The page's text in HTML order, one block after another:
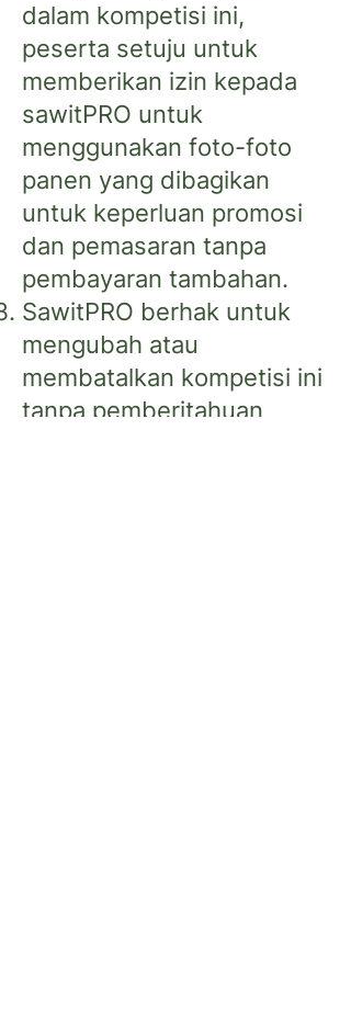
dalam kompetisi ini,
peserta setuju untuk
memberikan izin kepada
sawitPRO untuk
menggunakan foto-foto
panen yang dibagikan
untuk keperluan promosi
dan pemasaran tanpa
pembayaran tambahan.
SawitPRO berhak untuk
mengubah atau
membatalkan kompetisi ini
tanpa pemberitahuan